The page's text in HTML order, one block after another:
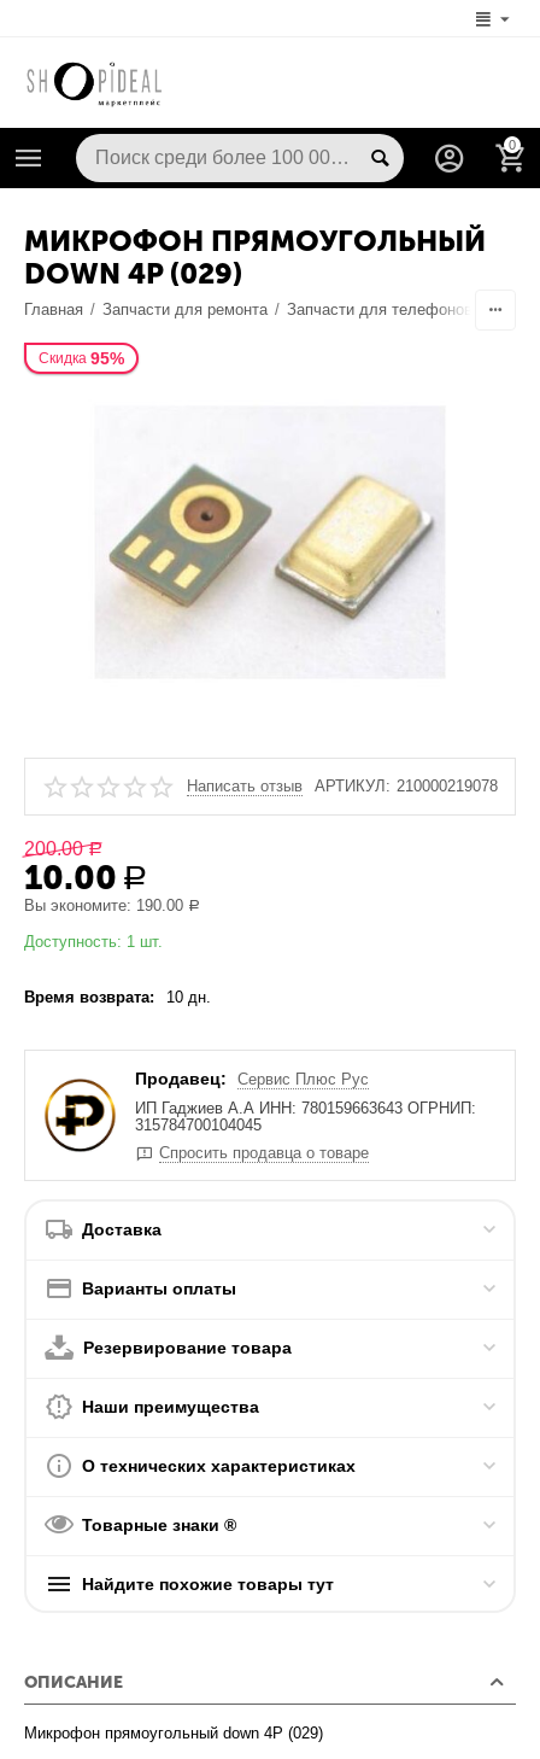
0
МИКРОФОН ПРЯМОУГОЛЬНЫЙ
DOWN 4P (029)
Главная / Запчасти для ремонта / Запчасти для телефонов
Скидка 95%
Написать отзыв АРТИКУЛ: 210000219078
200.00 Р
10.00 Р
Вы экономите: 190.00 Р
Доступность: 1 шт.
Время возврата: 10 дн.
Продавец:
Сервис Плюс Рус
ИП Гаджиев А.А ИНН: 780159663643 ОГРНИП:
315784700104045
Спросить продавца о товаре
Доставка
Варианты оплаты
Резервирование товара
Наши преимущества
О технических характеристиках
Товарные знаки ®
Найдите похожие товары тут
ОПИСАНИЕ
Микрофон прямоугольный down 4P (029)